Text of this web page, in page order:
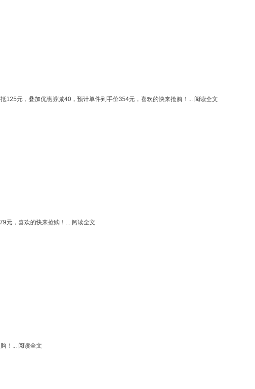
125元，叠加优惠券减40，预计单件到手价354元，喜欢的快来抢购！... 阅读全文
元，喜欢的快来抢购！... 阅读全文
！... 阅读全文